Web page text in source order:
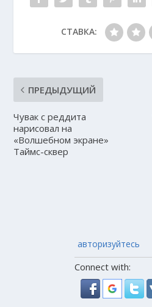
СТАВКА:
ПРЕДЫДУЩИЙ
Чувак с реддита
нарисовал на
«Волшебном экране»
Таймс-сквер
авторизуйтесь
Connect with: